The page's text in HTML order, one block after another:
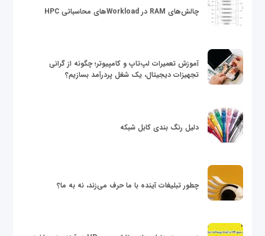
چالش‌های RAM در Workloadهای محاسباتی HPC
آموزش تعمیرات لپ‌تاپ و کامپیوتر؛ چگونه از گرانی
تجهیزات دیجیتال، یک شغل پردرآمد بسازیم؟
دلیل رنگ بندی کابل شبکه
چطور تبلیغات آینده با ما حرف می‌زند، نه به ما؟